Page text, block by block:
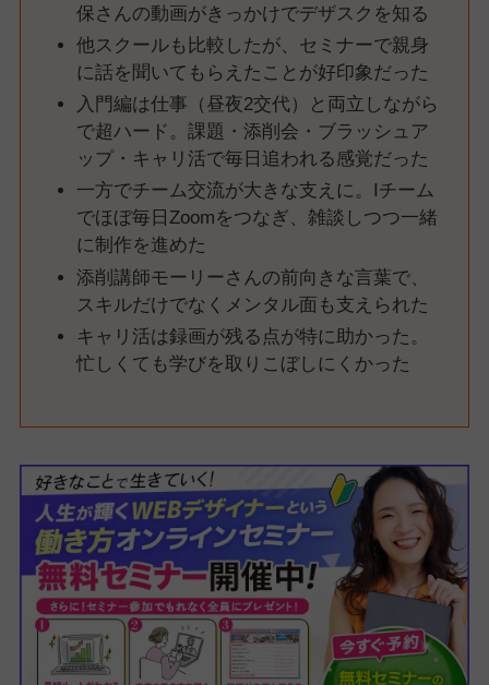
保さんの動画がきっかけでデザスクを知る
他スクールも比較したが、セミナーで親身
に話を聞いてもらえたことが好印象だった
入門編は仕事（昼夜2交代）と両立しながら
で超ハード。課題・添削会・ブラッシュア
ップ・キャリ活で毎日追われる感覚だった
一方でチーム交流が大きな支えに。Iチーム
でほぼ毎日Zoomをつなぎ、雑談しつつ一緒
に制作を進めた
添削講師モーリーさんの前向きな言葉で、
スキルだけでなくメンタル面も支えられた
キャリ活は録画が残る点が特に助かった。
忙しくても学びを取りこぼしにくかった